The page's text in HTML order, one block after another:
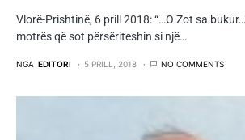
Vlorë-Prishtinë, 6 prill 2018: “…O Zot sa
motrës që sot përsëriteshin si një…
NGA EDITORI 5 PRILL, 2018 NO COMMENTS